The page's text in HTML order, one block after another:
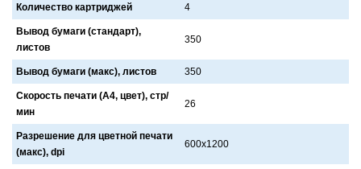
Количество картриджей 4
Вывод бумаги (стандарт),
листов
350
Вывод бумаги (макс), листов 350
Скорость печати (А4, цвет), стр/
мин
26
Разрешение для цветной печати
(макс), dpi
600x1200